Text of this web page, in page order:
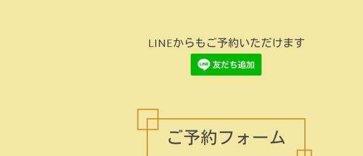
LINEからもご予約いただけます
ご予約フォーム